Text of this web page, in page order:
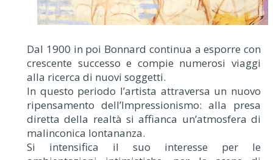
Dal 1900 in poi Bonnard continua a esporre con
crescente successo e compie numerosi viaggi
alla ricerca di nuovi soggetti.
In questo periodo l’artista attraversa un nuovo
ripensamento dell’Impressionismo: alla presa
diretta della realtà si affianca un’atmosfera di
malinconica lontananza.
Si intensifica il suo interesse per le